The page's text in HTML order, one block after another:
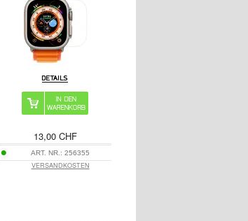
13,00 CHF
ART. NR.:256355
VERSANDKOSTEN